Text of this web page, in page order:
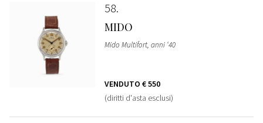
58
MIDO
Mido Multifort, anni ‘40
VENDUTO € 550
(diritti d'asta esclusi)